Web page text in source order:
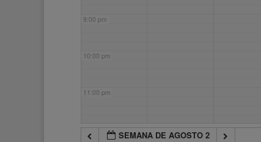
9:00 pm
10:00 pm
11:00 pm
SEMANA DE AGOSTO 2